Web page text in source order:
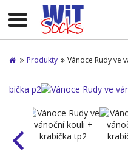
Produkty Vánoce Rudy ve